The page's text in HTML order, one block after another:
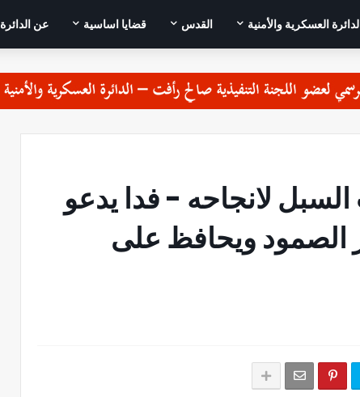
العسكرية والأمنية القدس قضايا اساسية عن الدائرة
لانجاحه - فدا يدعو
الصمود ويحافظ على